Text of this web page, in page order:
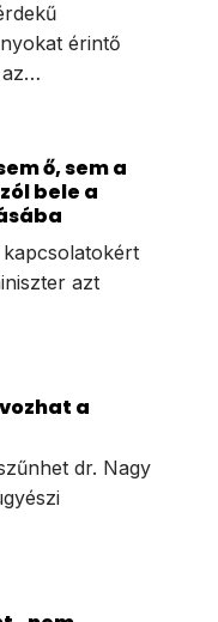
érintő
az…
ő, sem a
bele a
azt
a
dr. Nagy